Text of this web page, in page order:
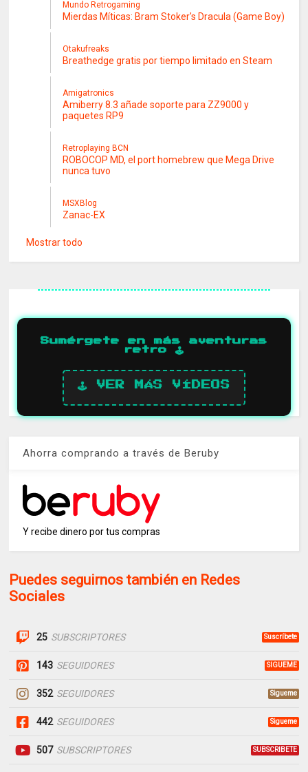
Mundo Retrogaming
Mierdas Míticas: Bram Stoker's Dracula (Game Boy)
Otakufreaks
Breathedge gratis por tiempo limitado en Steam
Amigatronics
Amiberry 8.3 añade soporte para ZZ9000 y
paquetes RP9
Retroplaying BCN
ROBOCOP MD, el port homebrew que Mega Drive
nunca tuvo
MSXBlog
Zanac-EX
Mostrar todo
Sumérgete en más aventuras
retro 🕹️
🕹️ VER MÁS VÍDEOS
Ahorra comprando a través de Beruby
Y recibe dinero por tus compras
Puedes seguirnos también en Redes
Sociales
25 SUBSCRIPTORES Suscríbete
143 SEGUIDORES SIGUEME
352 SEGUIDORES Sigueme
442 SEGUIDORES Sigueme
507 SUBSCRIPTORES SUBSCRIBETE